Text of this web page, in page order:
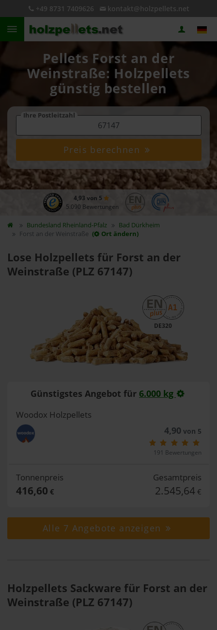
+49 8731 7409626 kontakt@holzpellets.net
Pellets Forst an der
Weinstraße: Holzpellets
günstig bestellen
Ihre Postleitzahl
Preis berechnen
4,93 von 5
5.090 Bewertungen
Bundesland Rheinland-Pfalz
Bad Dürkheim
Forst an der Weinstraße ( Ort ändern)
Lose Holzpellets für Forst an der
Weinstraße (PLZ 67147)
DE320
Günstigstes Angebot für 6.000 kg
Woodox Holzpellets
4,90 von 5
191 Bewertungen
Tonnenpreis
416,60 €
Gesamtpreis
2.545,64 €
Alle 7 Angebote anzeigen
Holzpellets Sackware für Forst an der
Weinstraße (PLZ 67147)